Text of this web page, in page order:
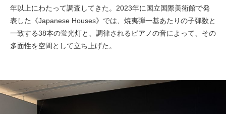
年以上にわたって調査してきた。2023年に国立国際美術館で発
表した《Japanese Houses》では、焼夷弾一基あたりの子弾数と
一致する38本の蛍光灯と、調律されるピアノの音によって、その
多面性を空間として立ち上げた。